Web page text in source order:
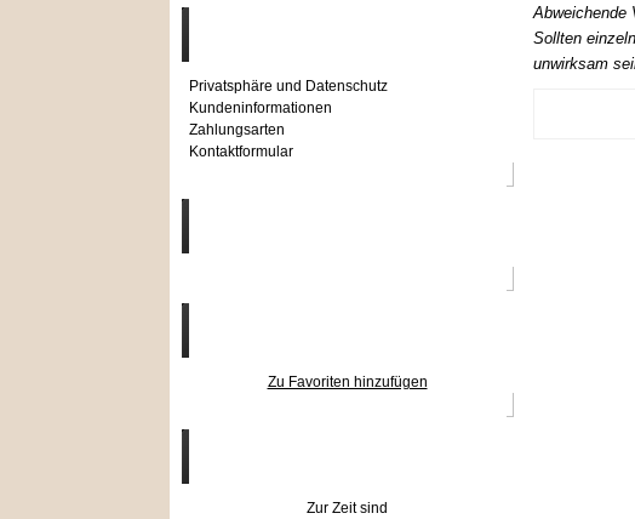
Privatsphäre und Datenschutz
Kundeninformationen
Zahlungsarten
Kontaktformular
Zu Favoriten hinzufügen
Zur Zeit sind
Abweichende
Sollten
unwirksam